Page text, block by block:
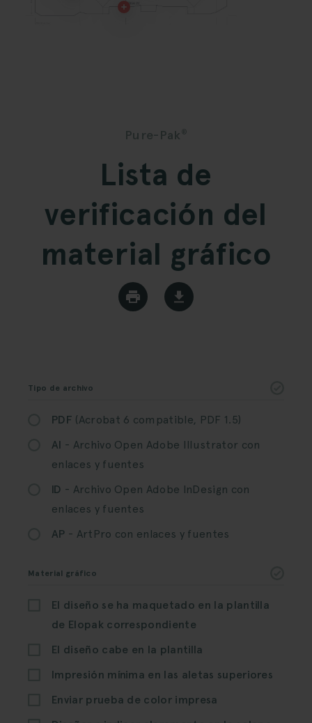
Pure-Pak ®
Lista de
verificación del
material gráfico
Tipo de archivo
PDF (Acrobat 6 compatible, PDF 1.5)
AI - Archivo Open Adobe Illustrator con
enlaces y fuentes
ID - Archivo Open Adobe InDesign con
enlaces y fuentes
AP - ArtPro con enlaces y fuentes
Material gráfico
El diseño se ha maquetado en la plantilla
de Elopak correspondiente
El diseño cabe en la plantilla
Impresión mínima en las aletas superiores
Enviar prueba de color impresa